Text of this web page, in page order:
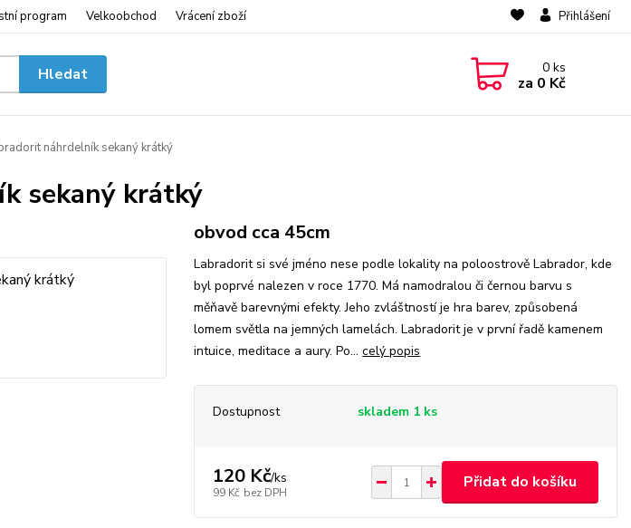
program Velkoobchod Vrácení zboží Přihlášení
Hledat 0 ks
za 0 Kč
náhrdelník sekaný krátký
sekaný krátký
obvod cca 45cm
Labradorit si své jméno nese podle lokality na poloostrově Labrador, kde
byl poprvé nalezen v roce 1770. Má namodralou či černou barvu s
měňavě barevnými efekty. Jeho zvláštností je hra barev, způsobená
lomem světla na jemných lamelách. Labradorit je v první řadě kamenem
intuice, meditace a aury. Po...celý popis
Dostupnost skladem 1 ks
120 Kč/ks
99 Kč bez DPH
Přidat do košíku